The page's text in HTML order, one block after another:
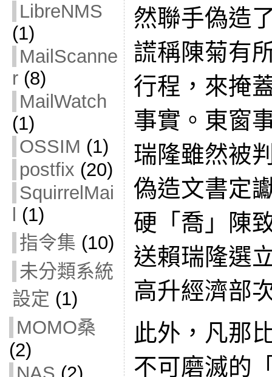
LibreNMS
(1)
MailScanne
r(8)
MailWatch
(1)
OSSIM (1)
postfix (20)
SquirrelMai
(1)
指令集 (10)
未分類系統
設定 (1)
MOMO桑
(2)
然聯手偽造
謊稱陳菊有
行程，來掩
事實。東窗
瑞隆雖然被
偽造文書定
硬「喬」陳
送賴瑞隆選
高升經濟部
此外，凡那
不可磨滅的